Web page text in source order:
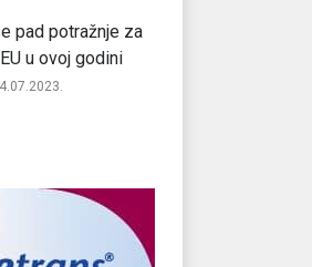
pad potražnje za
u ovoj godini